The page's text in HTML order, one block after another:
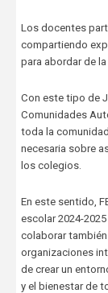
Los docentes
compartiendo
para abordar de
Con este tipo de
Comunidades
toda la
necesaria sobre
los colegios.
En este sentido,
escolar 2024-
colaborar
organizaciones
de crear un
y el bienestar de